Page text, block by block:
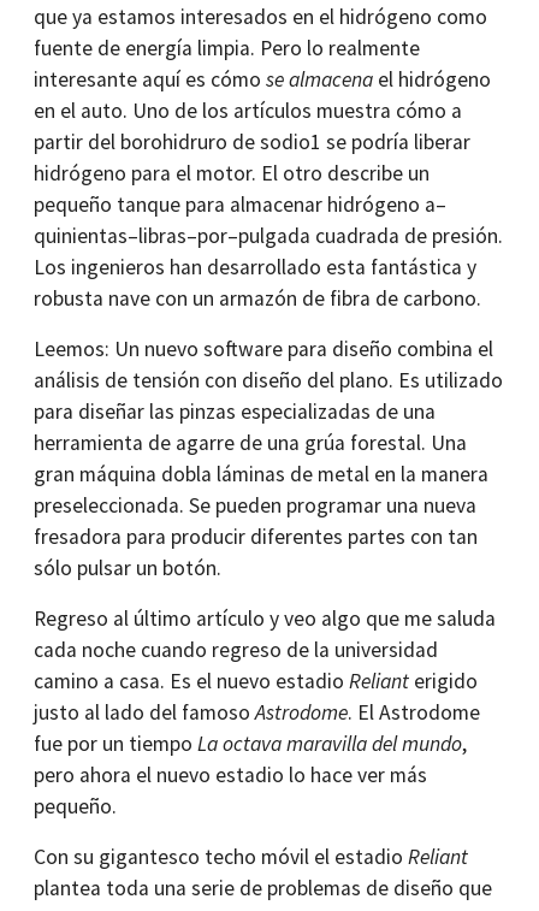
que ya estamos interesados en el hidrógeno como
fuente de energía limpia. Pero lo realmente
interesante aquí es cómo se almacena el hidrógeno
en el auto. Uno de los artículos muestra cómo a
partir del borohidruro de sodio1 se podría liberar
hidrógeno para el motor. El otro describe un
pequeño tanque para almacenar hidrógeno a–
quinientas–libras–por–pulgada cuadrada de presión.
Los ingenieros han desarrollado esta fantástica y
robusta nave con un armazón de fibra de carbono.
Leemos: Un nuevo software para diseño combina el
análisis de tensión con diseño del plano. Es utilizado
para diseñar las pinzas especializadas de una
herramienta de agarre de una grúa forestal. Una
gran máquina dobla láminas de metal en la manera
preseleccionada. Se pueden programar una nueva
fresadora para producir diferentes partes con tan
sólo pulsar un botón.
Regreso al último artículo y veo algo que me saluda
cada noche cuando regreso de la universidad
camino a casa. Es el nuevo estadio Reliant erigido
justo al lado del famosoAstrodome. El Astrodome
fue por un tiempo La octava maravilla del mundo,
pero ahora el nuevo estadio lo hace ver más
pequeño.
Con su gigantesco techo móvil el estadio Reliant
plantea toda una serie de problemas de diseño que